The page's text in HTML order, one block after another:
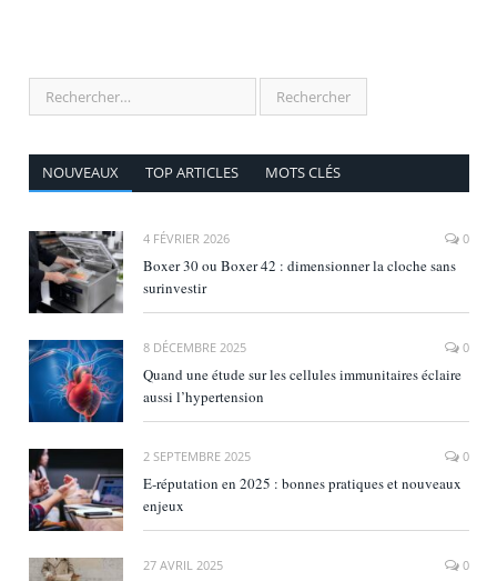
NOUVEAUX TOP ARTICLES MOTS CLÉS
4 FÉVRIER 2026 0
Boxer 30 ou Boxer 42 : dimensionner la cloche sans
surinvestir
8 DÉCEMBRE 2025 0
Quand une étude sur les cellules immunitaires éclaire
aussi l’hypertension
2 SEPTEMBRE 2025 0
E‑réputation en 2025 : bonnes pratiques et nouveaux
enjeux
27 AVRIL 2025 0